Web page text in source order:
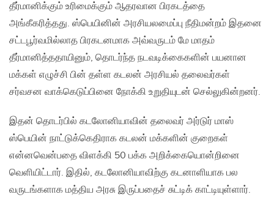
தீர்மானிக்கும் உரிமைக்கும் ஆதரவான பிரகடத்தை
அங்கீகரித்தது. ஸ்பெயினின் அரசியலமைப்பு நீதிமன்றம் இதனை
சட்டபூர்வமில்லாத பிரகடனமாக அவ்வருடம் மே மாதம்
தீர்மானித்ததாயினும், தொடர்ந்த நடவடிக்கைகளின் பயனான
மக்கள் எழுச்சி பின் தள்ள கடலன் அரசியல் தலைவர்கள்
சர்வசன வாக்கெடுப்பினை நோக்கி உறுதியுடன் செல்லுகின்றனர்.
இதன் தொடர்பில் கடலோனியாவின் தலைவர் அர்டுர் மாஸ்
ஸ்பெயின் நாட்டுக்கெதிராக கடலன் மக்களின் குறைகள்
என்னவென்பதை விளக்கி 50 பக்க அறிக்கையொன்றினை
வெளியிட்டார். இதில், கடலோனியாவிற்கு கடனாளியாக பல
வருடங்களாக மத்திய அரசு இருப்பதைச் சுட்டிக் காட்டியுள்ளார்.